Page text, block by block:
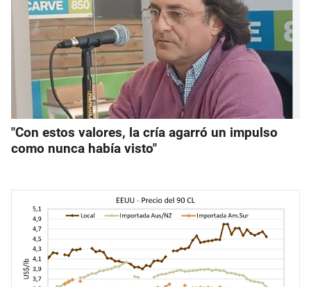
"Con estos valores, la cría agarró un impulso
como nunca había visto"